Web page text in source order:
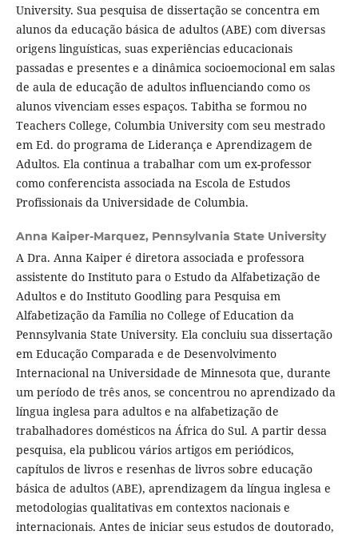
University. Sua pesquisa de dissertação se concentra em
alunos da educação básica de adultos (ABE) com diversas
origens linguísticas, suas experiências educacionais
passadas e presentes e a dinâmica socioemocional em salas
de aula de educação de adultos influenciando como os
alunos vivenciam esses espaços. Tabitha se formou no
Teachers College, Columbia University com seu mestrado
em Ed. do programa de Liderança e Aprendizagem de
Adultos. Ela continua a trabalhar com um ex-professor
como conferencista associada na Escola de Estudos
Profissionais da Universidade de Columbia.
Anna Kaiper-Marquez, Pennsylvania State University
A Dra. Anna Kaiper é diretora associada e professora
assistente do Instituto para o Estudo da Alfabetização de
Adultos e do Instituto Goodling para Pesquisa em
Alfabetização da Família no College of Education da
Pennsylvania State University. Ela concluiu sua dissertação
em Educação Comparada e de Desenvolvimento
Internacional na Universidade de Minnesota que, durante
um período de três anos, se concentrou no aprendizado da
língua inglesa para adultos e na alfabetização de
trabalhadores domésticos na África do Sul. A partir dessa
pesquisa, ela publicou vários artigos em periódicos,
capítulos de livros e resenhas de livros sobre educação
básica de adultos (ABE), aprendizagem da língua inglesa e
metodologias qualitativas em contextos nacionais e
internacionais. Antes de iniciar seus estudos de doutorado,